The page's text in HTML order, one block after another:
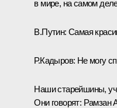
в мире, на самом
В.Путин: Самая
Р.Кадыров: Не могу
Наши старейшины,
Они говорят: Рамзан